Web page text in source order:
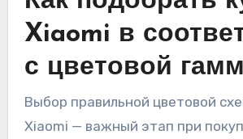
Xiaomi в
с цветовой
Выбор правильной цветовой
Xiaomi — важный этап при